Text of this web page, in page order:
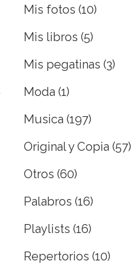
Mis fotos (10)
Mis libros (5)
Mis pegatinas (3)
Moda (1)
Musica (197)
Original y Copia (57)
Otros (60)
Palabros (16)
Playlists (16)
Repertorios (10)